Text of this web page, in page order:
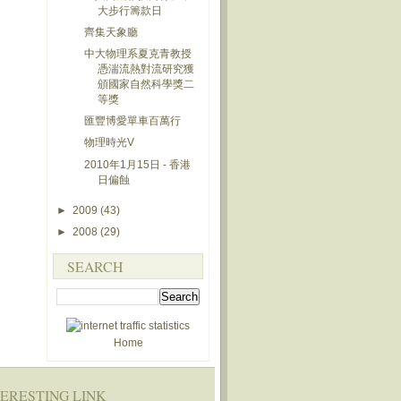
大步行籌款日
齊集天象廳
中大物理系夏克青教授
憑湍流熱對流研究獲
頒國家自然科學獎二
等獎
匯豐博愛單車百萬行
物理時光V
2010年1月15日 - 香港
日偏蝕
► 2009 (43)
► 2008 (29)
SEARCH
Home
LINK